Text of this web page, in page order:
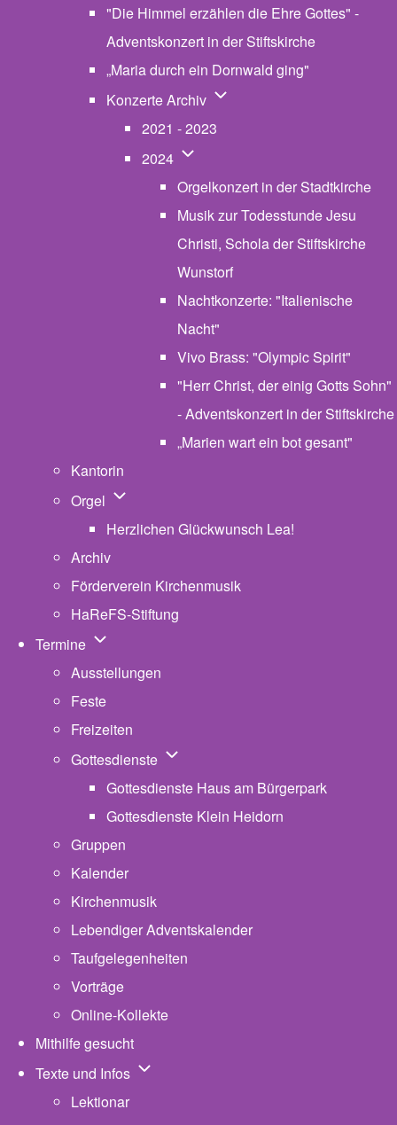
"Die Himmel erzählen die Ehre Gottes" -
Adventskonzert in der Stiftskirche
„Maria durch ein Dornwald ging"
Konzerte Archiv Unternavigation von
2021 - 2023
2024 Unternavigation von 2024
Orgelkonzert in der Stadtkirche
Musik zur Todesstunde Jesu
Christi, Schola der Stiftskirche
Wunstorf
Nachtkonzerte: "Italienische
Nacht"
Vivo Brass: "Olympic Spirit"
"Herr Christ, der einig Gotts Sohn"
- Adventskonzert in der Stiftskirche
„Marien wart ein bot gesant"
Kantorin
Orgel Unternavigation von Orgel
Herzlichen Glückwunsch Lea!
Archiv
Förderverein Kirchenmusik
HaReFS-Stiftung
Termine Unternavigation von Termine
Ausstellungen
Feste
Freizeiten
Gottesdienste Unternavigation von Gottesdienste
Gottesdienste Haus am Bürgerpark
Gottesdienste Klein Heidorn
Gruppen
Kalender
Kirchenmusik
Lebendiger Adventskalender
Taufgelegenheiten
Vorträge
Online-Kollekte
Mithilfe gesucht
Texte und Infos Unternavigation von Texte und Infos
Lektionar